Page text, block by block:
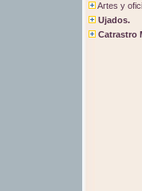
Artes y
Ujados.
Catrastro